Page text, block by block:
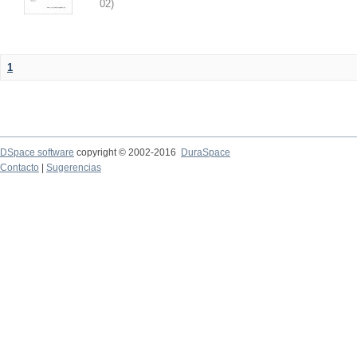
02)
1
DSpace software copyright © 2002-2016
DuraSpace
Contacto
Sugerencias